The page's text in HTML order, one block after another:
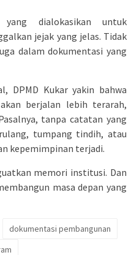
dialokasikan untuk
jejak yang jelas. Tidak
dalam dokumentasi yang
DPMD Kukar yakin bahwa
berjalan lebih terarah,
tanpa catatan yang
tumpang tindih, atau
kepemimpinan terjadi.
memori institusi. Dan
masa depan yang
dokumentasi pembangunan